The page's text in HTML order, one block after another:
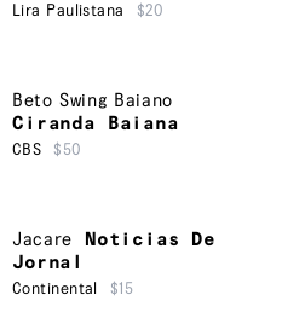
Lira Paulistana $20
Beto Swing Baiano
Ciranda Baiana
CBS $50
Jacare
Noticias De
Jornal
Continental $15